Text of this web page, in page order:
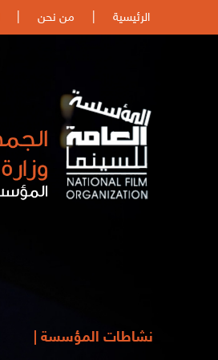
الرئيسية من نحن
نشاطات المؤسسة |